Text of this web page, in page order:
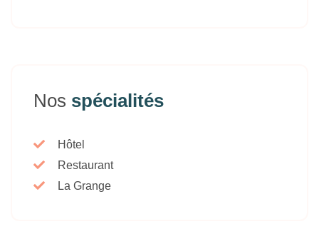
Nos spécialités
Hôtel
Restaurant
La Grange